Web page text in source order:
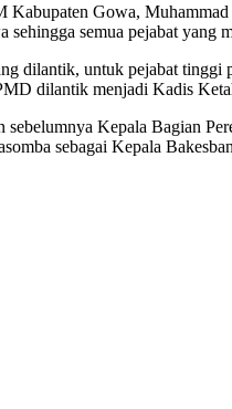
Kabupaten Gowa,
sehingga semua pejabat
dilantik, untuk pejabat
dilantik menjadi Kadis
sebelumnya Kepala Bagian
sebagai Kepala